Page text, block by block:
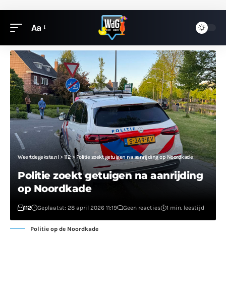
Aa
Weertdegekste.nl> 112> Politie zoekt getuigen na aanrijding op Noordkade
Politie zoekt getuigen na aanrijding
op Noordkade
112 Geplaatst: 28 april 2026 11:19 Geen reacties 1 min. leestijd
Politie op de Noordkade